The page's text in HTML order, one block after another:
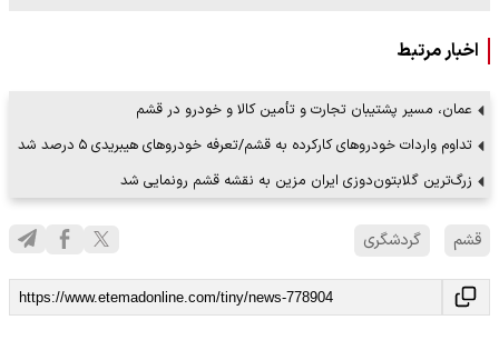
اخبار مرتبط
عمان، مسیر پشتیبان تجارت و تأمین کالا و خودرو در قشم
تداوم واردات خودروهای کارکرده به قشم/تعرفه خودروهای هیبریدی ۵ درصد شد
زرگ‌ترین گلابتون‌دوزی ایران مزین به نقشه قشم رونمایی شد
قشم گردشگری